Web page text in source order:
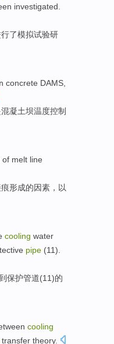
investigated.
了模拟试验研
concrete DAMS
混凝土坝温度控制
of melt line
痕形成的因素， 以
cooling water
pipe (11).
保护管道(11)的
cooling
transfer theory.